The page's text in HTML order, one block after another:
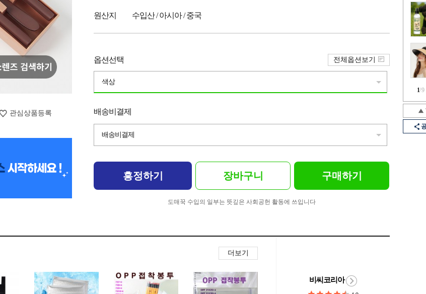
1/9
관심상품등록
원산지 수입산 / 아시아 / 중국
옵션선택
색상
전체옵션보기
배송비결제
배송비결제
흥정하기 장바구니 구매하기
도매꾹 수입의 일부는 뜻깊은 사회공헌 활동에 쓰입니다
더보기
비씨코리아